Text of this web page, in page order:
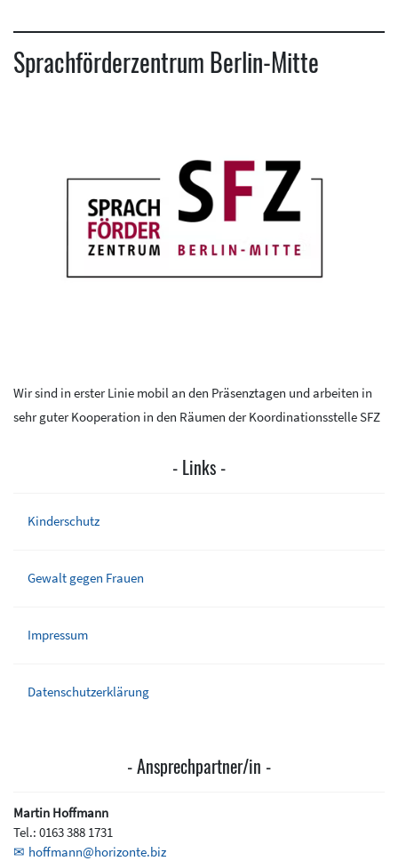
Sprachförderzentrum Berlin-Mitte
Wir sind in erster Linie mobil an den Präsenztagen und arbeiten in
sehr guter Kooperation in den Räumen der Koordinationsstelle SFZ
Links
Kinderschutz
Gewalt gegen Frauen
Impressum
Datenschutzerklärung
Ansprechpartner/in
Martin Hoffmann
Tel.: 0163 388 1731
hoffmann@horizonte.biz